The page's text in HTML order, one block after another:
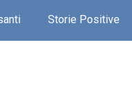
Storie Positive